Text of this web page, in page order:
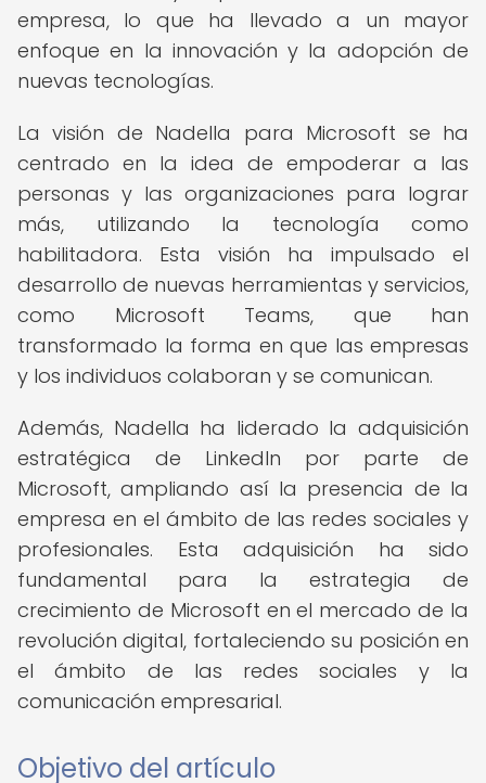
empresa, lo que ha llevado a un mayor
enfoque en la innovación y la adopción de
nuevas tecnologías.
La visión de Nadella para Microsoft se ha
centrado en la idea de empoderar a las
personas y las organizaciones para lograr
más, utilizando la tecnología como
habilitadora. Esta visión ha impulsado el
desarrollo de nuevas herramientas y servicios,
como Microsoft Teams, que han
transformado la forma en que las empresas
y los individuos colaboran y se comunican.
Además, Nadella ha liderado la adquisición
estratégica de LinkedIn por parte de
Microsoft, ampliando así la presencia de la
empresa en el ámbito de las redes sociales y
profesionales. Esta adquisición ha sido
fundamental para la estrategia de
crecimiento de Microsoft en el mercado de la
revolución digital, fortaleciendo su posición en
el ámbito de las redes sociales y la
comunicación empresarial.
Objetivo del artículo